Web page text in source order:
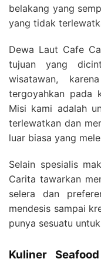
belakang yang
yang tidak
Dewa Laut Cafe
tujuan yang
wisatawan,
tergoyahkan pada
Misi kami adalah
terlewatkan dan
luar biasa yang
Selain spesialis
Carita tawarkan
selera dan
mendesis sampai
punya sesuatu
Kuliner